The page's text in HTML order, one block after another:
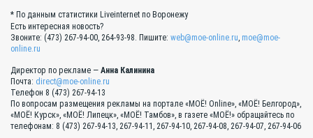
* По данным статистики Liveinternet по Воронежу
Есть интересная новость?
Звоните: (473) 267-94-00, 264-93-98. Пишите: web@moe-online.ru, moe@moe-
online.ru
Директор по рекламе — Анна Калинина
Почта: direct@moe-online.ru
Телефон 8 (473) 267-94-13
По вопросам размещения рекламы на портале «МОЁ! Online», «МОЁ! Белгород»,
«МОЁ! Курск», «МОЁ! Липецк», «МОЁ! Тамбов», в газете «МОЁ!» обращайтесь по
телефонам: 8 (473) 267-94-13, 267-94-11, 267-94-10, 267-94-08, 267-94-07, 267-94-06